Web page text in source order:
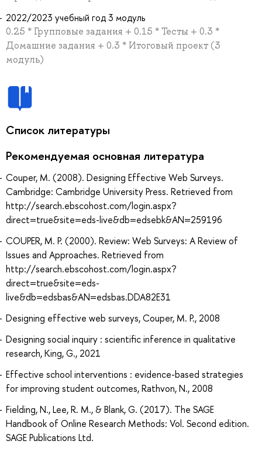
2022/2023 учебный год 3 модуль
0.25 * Групповые задания + 0.15 * Тесты + 0.3 *
Домашние задания + 0.3 * Итоговый проект (3
модуль)
Список литературы
Рекомендуемая основная литература
Couper, M. (2008). Designing Effective Web Surveys.
Cambridge: Cambridge University Press. Retrieved from
http://search.ebscohost.com/login.aspx?
direct=true&site=eds-live&db=edsebk&AN=259196
COUPER, M. P. (2000). Review: Web Surveys: A Review of
Issues and Approaches. Retrieved from
http://search.ebscohost.com/login.aspx?
direct=true&site=eds-
live&db=edsbas&AN=edsbas.DDA82E31
Designing effective web surveys, Couper, M. P., 2008
Designing social inquiry : scientific inference in qualitative
research, King, G., 2021
Effective school interventions : evidence-based strategies
for improving student outcomes, Rathvon, N., 2008
Fielding, N., Lee, R. M., & Blank, G. (2017). The SAGE
Handbook of Online Research Methods: Vol. Second edition.
SAGE Publications Ltd.